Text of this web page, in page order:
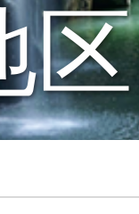
区